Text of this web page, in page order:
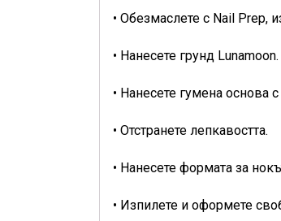
• Обезмаслете с Nail Prep,
• Нанесете грунд Lunamoon.
• Нанесете гумена основа
• Отстранете лепкавостта.
• Нанесете формата за
• Изпилете и оформете